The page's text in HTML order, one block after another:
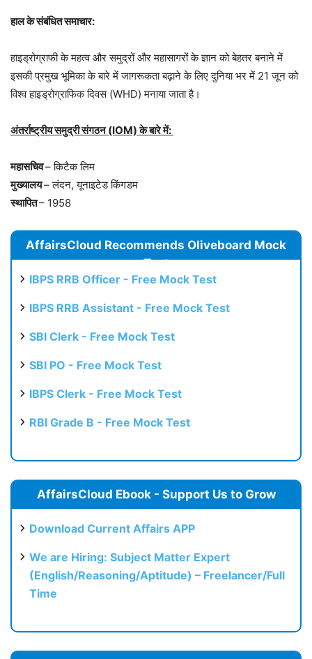
हाल के संबंधित समाचार:
हाइड्रोग्राफी के महत्व और समुद्रों और महासागरों के ज्ञान को बेहतर बनाने में
इसकी प्रमुख भूमिका के बारे में जागरूकता बढ़ाने के लिए दुनिया भर में 21 जून को
विश्व हाइड्रोग्राफिक दिवस (WHD) मनाया जाता है।
अंतर्राष्ट्रीय समुद्री संगठन(IOM)के बारे में:
महासचिव– किटैक लिम
मुख्यालय– लंदन, यूनाइटेड किंगडम
स्थापित– 1958
AffairsCloud Recommends Oliveboard Mock
Test
IBPS RRB Officer - Free Mock Test
IBPS RRB Assistant - Free Mock Test
SBI Clerk - Free Mock Test
SBI PO - Free Mock Test
IBPS Clerk - Free Mock Test
RBI Grade B - Free Mock Test
AffairsCloud Ebook - Support Us to Grow
Download Current Affairs APP
We are Hiring: Subject Matter Expert
(English/Reasoning/Aptitude) – Freelancer/Full
Time